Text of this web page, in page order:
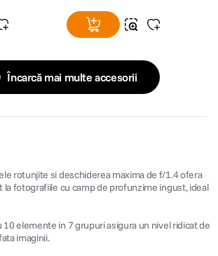
Încarcă mai multe accesorii
rotunjite si deschiderea maxima de f/1.4 ofera
la fotografiile cu camp de profunzime ingust, ideal
10 elemente in 7 grupuri asigura un nivel ridicat de
imaginii.